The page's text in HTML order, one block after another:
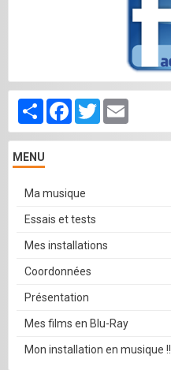
PartagerFacebook
Twitter
MENU
Ma musique
Essais et tests
Mes installations
Coordonnées
Présentation
Mes films en Blu-Ray
Mon installation en musique !!